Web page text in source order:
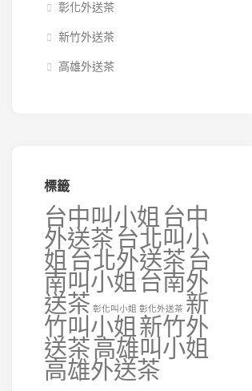
彰化外送茶
新竹外送茶
高雄外送茶
標籤
台中叫小姐 台中
外送茶 台北叫小
姐 台北外送茶 台
南叫小姐 台南外
送茶 彰化叫小姐 彰化外送茶 新
竹叫小姐 新竹外
送茶高雄叫小姐
高雄外送茶